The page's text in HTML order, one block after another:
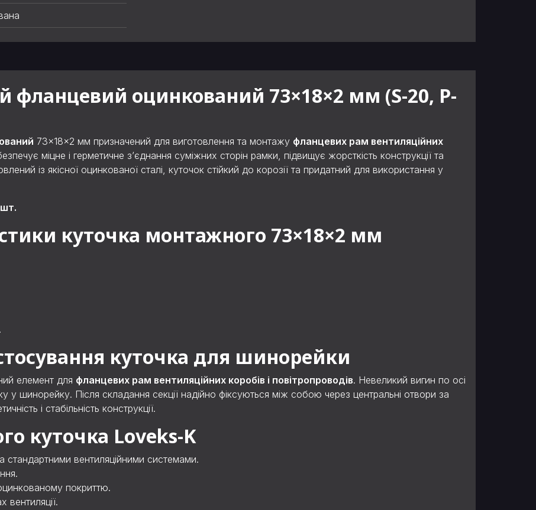
фланцевий оцинкований 73×18×2 мм (S-20, P-
73×18×2 мм призначений для виготовлення та монтажу фланцевих рам вентиляційних
міцне і герметичне з’єднання суміжних сторін рамки, підвищує жорсткість конструкції та
із якісної оцинкованої сталі, куточок стійкий до корозії та придатний для використання у
куточка монтажного 73×18×2 мм
куточка для шинорейки
елемент для фланцевих рам вентиляційних коробів і повітропроводів. Невеликий вигин по осі
у шинорейку. Після складання секції надійно фіксуються між собою через центральні отвори за
і стабільність конструкції.
куточка Loveks-K
стандартними вентиляційними системами.
покриттю.